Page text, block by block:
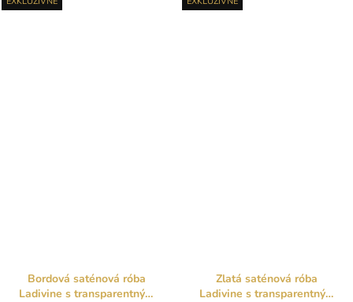
Bordová saténová róba
Ladivine s transparentným
Zlatá saténová róba
Ladivine s transparentným